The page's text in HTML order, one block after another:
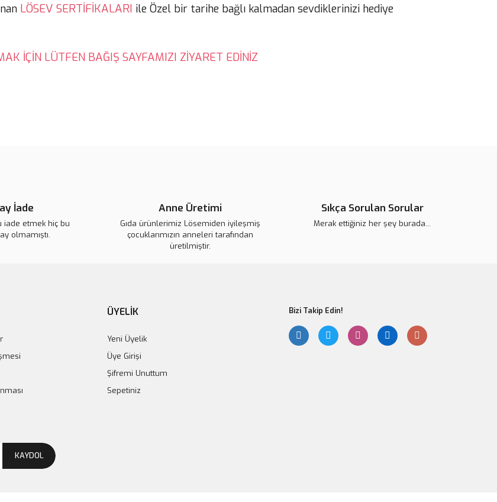
LÖSEV SERTİFİKALARI ile Özel bir tarihe bağlı kalmadan sevdiklerinizi hediye
İÇİN LÜTFEN BAĞIŞ SAYFAMIZI ZİYARET EDİNİZ
İade
iade etmek hiç bu
olmamıştı.
Anne Üretimi
Gıda ürünlerimiz Lösemiden iyileşmiş
çocuklarımızın anneleri tarafından
üretilmiştir.
Sıkça Sorulan Sorular
Merak ettiğiniz her şey burada...
ÜYELİK
Yeni Üyelik
Üye Girişi
Şifremi Unuttum
Sepetiniz
Bizi Takip Edin!
KAYDOL